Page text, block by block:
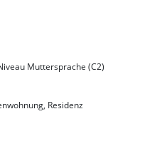
Muttersprache (C2)
Residenz